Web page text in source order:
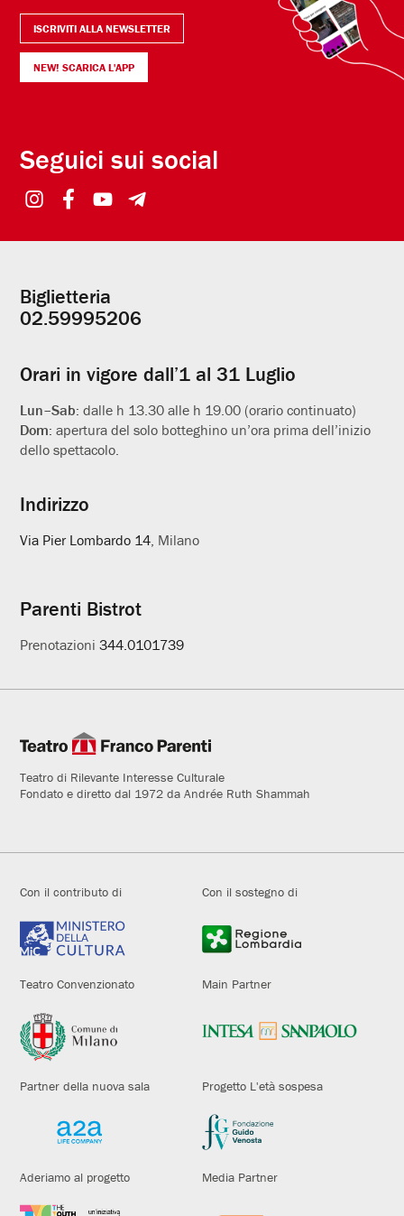
ISCRIVITI ALLA NEWSLETTER
NEW! SCARICA L'APP
Seguici sui social
Informazioni
utili
Biglietteria
02.59995206
Orari in vigore dall’1 al 31 Luglio
Lun–Sab:dalle h 13.30 alle h 19.00 (orario continuato)
Dom:apertura del solo botteghino un’ora prima dell’inizio
dello spettacolo.
Indirizzo
Via Pier Lombardo 14 , Milano
Parenti Bistrot
Prenotazioni344.0101739
Teatro di Rilevante Interesse Culturale
Fondato e diretto dal 1972 da Andrée Ruth Shammah
Con il contributo di Con il sostegno di
Teatro Convenzionato Main Partner
Partner della nuova sala Progetto L'età sospesa
Aderiamo al progetto Media Partner